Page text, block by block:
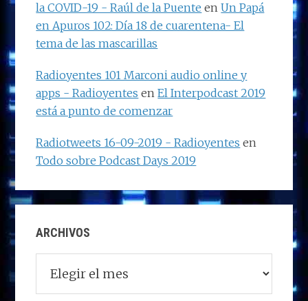
la COVID-19 - Raúl de la Puente enUn Papá
en Apuros 102: Día 18 de cuarentena- El
tema de las mascarillas
Radioyentes 101 Marconi audio online y
apps - Radioyentes enEl Interpodcast 2019
está a punto de comenzar
Radiotweets 16-09-2019 - Radioyentes en
Todo sobre Podcast Days 2019
ARCHIVOS